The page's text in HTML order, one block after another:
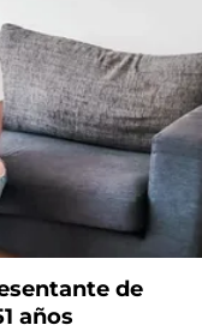
de
años